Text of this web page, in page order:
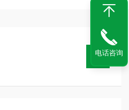
电话咨询